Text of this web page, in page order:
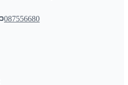
087556680